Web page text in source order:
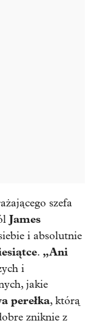
szefa
James
i absolutnie
. „Ani
i
jakie
perełka, którą
zniknie z